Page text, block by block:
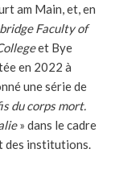
am Main, et, en
Faculty of
et Bye
en 2022 à
une série de
du corps mort.
» dans le cadre
des institutions.